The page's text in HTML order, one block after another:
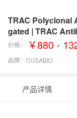
TRAC Polyclonal
gated | TRAC
Biotin conjugated
价格： ￥880 -
品牌： CUSABIO
产品详情